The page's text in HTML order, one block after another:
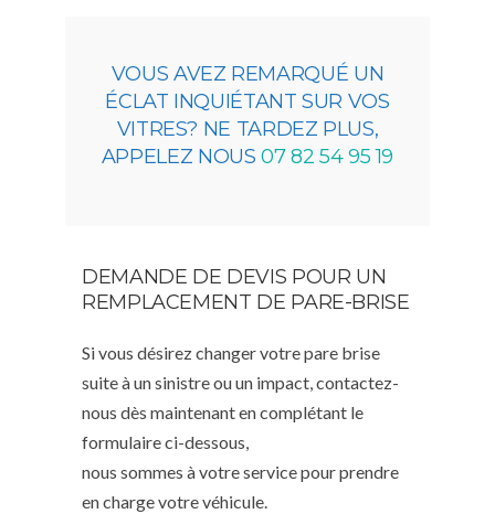
VOUS AVEZ REMARQUÉ UN
ÉCLAT INQUIÉTANT SUR VOS
VITRES? NE TARDEZ PLUS,
APPELEZ NOUS07 82 54 95 19
DEMANDE DE DEVIS POUR UN
REMPLACEMENT DE PARE-BRISE
Si vous désirez changer votre pare brise
suite à un sinistre ou un impact, contactez-
nous dès maintenant en complétant le
formulaire ci-dessous,
nous sommes à votre service pour prendre
en charge votre véhicule.